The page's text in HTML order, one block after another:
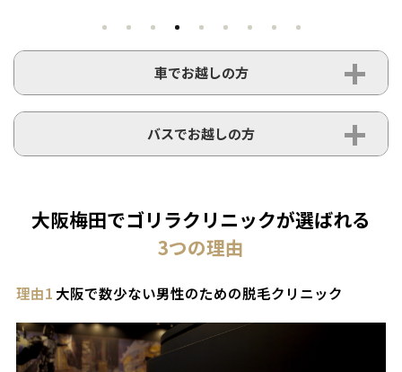
車でお越しの方
バスでお越しの方
大阪梅田でゴリラクリニックが選ばれる
3つの理由
理由1 大阪で数少ない男性のための脱毛クリニック